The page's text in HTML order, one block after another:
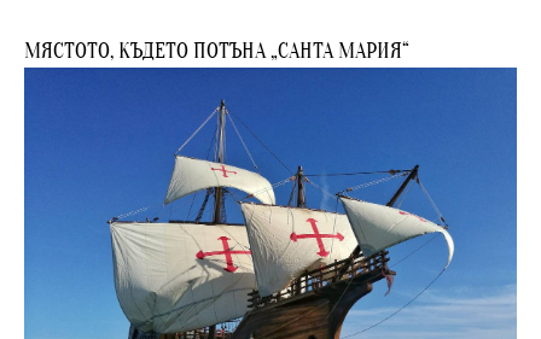
МЯСТОТО, КЪДЕТО ПОТЪНА „САНТА МАРИЯ“